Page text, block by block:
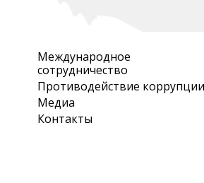
Международное
сотрудничество
Противодействие коррупции
Медиа
Контакты